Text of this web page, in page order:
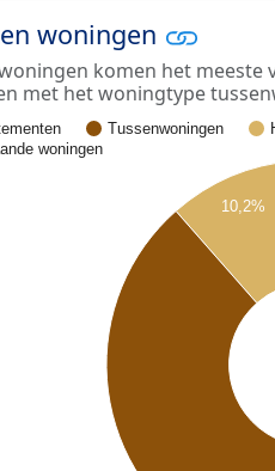
woningen
komen het meeste
met het woningtype
Tussenwoningen
woningen
10,2%